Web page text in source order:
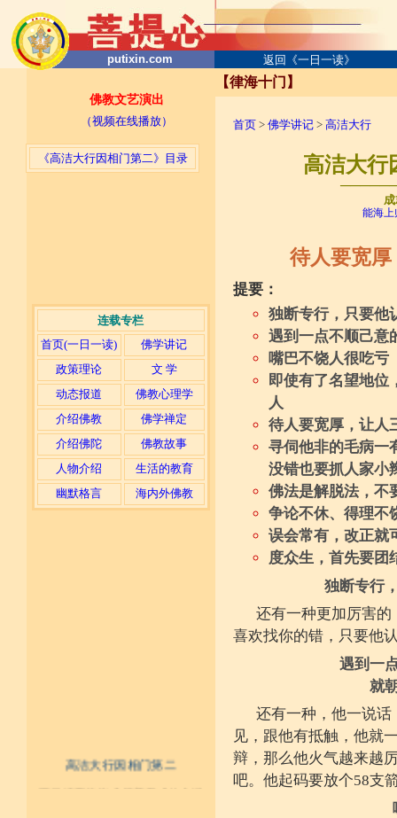
《高洁大行因相门第二》目录
putixin.com 返回《一日一读》
佛教文艺演出
（视频在线播放）
连载专栏
首页(一日一读)
佛学讲记
政策理论
文 学
动态报道
佛教心理学
介绍佛教
佛学禅定
介绍佛陀
佛教故事
人物介绍
生活的教育
幽默格言
海内外佛教
【律海十门】
首页 > 佛学讲记 > 高洁大行
高洁大行
能海上
待人要宽
提要：
独断专行，只要他
遇到一点不顺己意
嘴巴不饶人很吃亏
即使有了名望地位
人
待人要宽厚，让人
寻伺他非的毛病一
没错也要抓人家小
佛法是解脱法，不
争论不休、得理不
误会常有，改正就
度众生，首先要团
独断专行
还有一种更加厉害
喜欢找你的错，只要他
遇到一
就
还有一种，他一说
见，跟他有抵触，他就
辩，那么他火气越来越
吧。他起码要放个58支
高洁大行因相门第二
不具精严律仪戒 摄善无成他方惧